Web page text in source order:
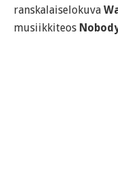
ranskalaiselokuva
musiikkiteos